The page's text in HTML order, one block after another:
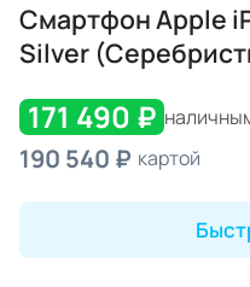
Смартфон Apple
Silver
171 490 ₽
190 540 ₽ картой